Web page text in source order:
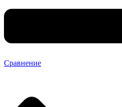
Сравнение